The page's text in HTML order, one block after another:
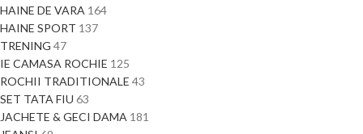
HAINE DE VARA 164
HAINE SPORT 137
TRENING 47
IE CAMASA ROCHIE 125
ROCHII TRADITIONALE 43
SET TATA FIU 63
JACHETE & GECI DAMA 181